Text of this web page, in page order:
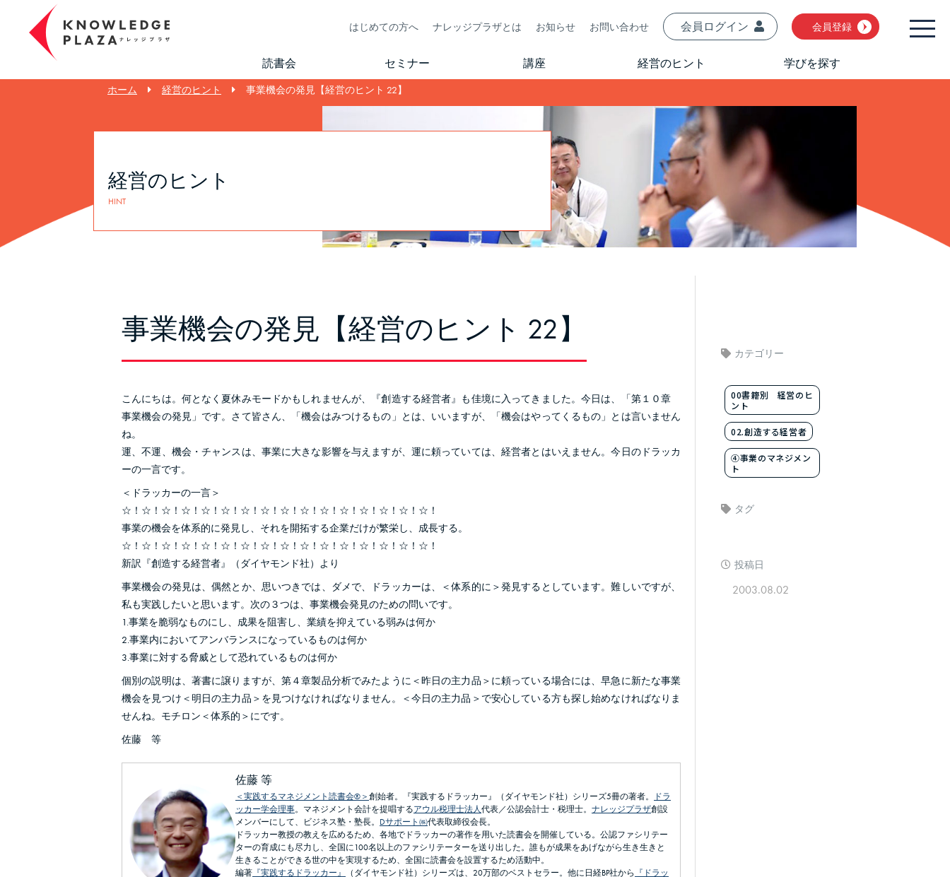
はじめての方へ ナレッジプラザとは お知らせ お問い合わせ 会員ログイン 会員登録
読書会 セミナー 講座 経営のヒント 学びを探す
ホーム 経営のヒント 事業機会の発見【経営のヒント 22】
経営のヒント
HINT
事業機会の発見【経営のヒント 22】
こんにちは。何となく夏休みモードかもしれませんが、『創造する経営者』も佳境に入ってきました。今日は、「第１０章
事業機会の発見」です。さて皆さん、「機会はみつけるもの」とは、いいますが、「機会はやってくるもの」とは言いません
ね。
運、不運、機会・チャンスは、事業に大きな影響を与えますが、運に頼っていては、経営者とはいえません。今日のドラッカ
ーの一言です。
＜ドラッカーの一言＞
☆！☆！☆！☆！☆！☆！☆！☆！☆！☆！☆！☆！☆！☆！☆！☆！
事業の機会を体系的に発見し、それを開拓する企業だけが繁栄し、成長する。
☆！☆！☆！☆！☆！☆！☆！☆！☆！☆！☆！☆！☆！☆！☆！☆！
新訳『創造する経営者』（ダイヤモンド社）より
事業機会の発見は、偶然とか、思いつきでは、ダメで、ドラッカーは、＜体系的に＞発見するとしています。難しいですが、
私も実践したいと思います。次の３つは、事業機会発見のための問いです。
1.事業を脆弱なものにし、成果を阻害し、業績を抑えている弱みは何か
2.事業内においてアンバランスになっているものは何か
3.事業に対する脅威として恐れているものは何か
個別の説明は、著書に譲りますが、第４章製品分析でみたように＜昨日の主力品＞に頼っている場合には、早急に新たな事業
機会を見つけ＜明日の主力品＞を見つけなければなりません。＜今日の主力品＞で安心している方も探し始めなければなりま
せんね。モチロン＜体系的＞にです。
佐藤 等
佐藤 等
＜実践するマネジメント読書会®＞創始者。『実践するドラッカー』（ダイヤモンド社）シリーズ5冊の著者。
ドラ
ッカー学会理事。マネジメント会計を提唱するアウル税理士法人代表／公認会計士・税理士。 ナレッジプラザ創設
メンバーにして、ビジネス塾・塾長。 Dサポート㈱代表取締役会長。
ドラッカー教授の教えを広めるため、各地でドラッカーの著作を用いた読書会を開催している。公認ファシリテー
ターの育成にも尽力し、全国に100名以上のファシリテーターを送り出した。誰もが成果をあげながら生き生きと
生きることができる世の中を実現するため、全国に読書会を設置するため活動中。
編著 『実践するドラッカー』 （ダイヤモンド社）シリーズは、20万部のベストセラー。他に日経BP社から 『ドラッ
カテゴリー
00書籍別 経営のヒ
ント
02.創造する経営者
④事業のマネジメン
ト
タグ
投稿日
2003.08.02